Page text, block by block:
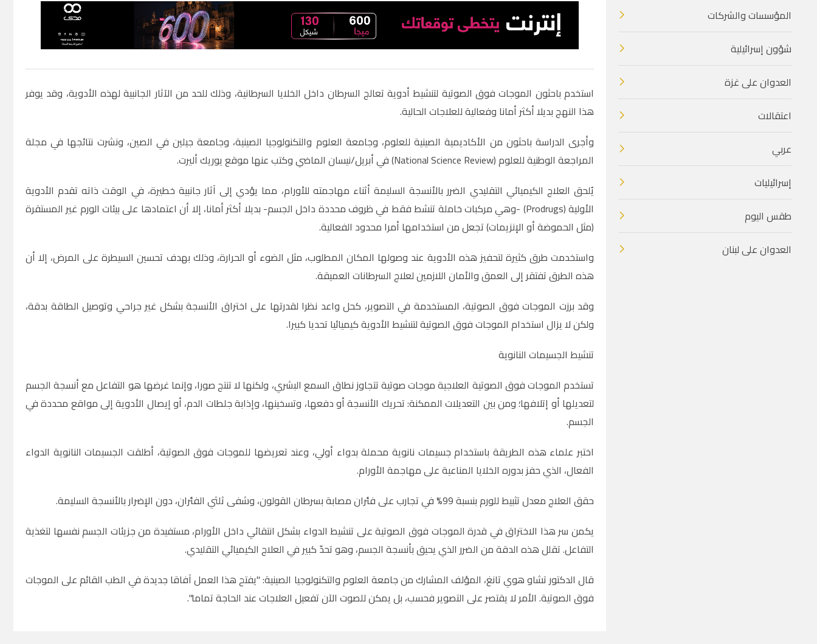
استخدم باحثون الموجات فوق الصوتية لتنشيط أدوية تعالج السرطان داخل الخلايا السرطانية، وذلك للحد من الآثار الجانبية لهذه الأدوية، وقد يوفر
هذا النهج بديلا أكثر أمانا وفعالية للعلاجات الحالية.
وأجرى الدراسة باحثون من الأكاديمية الصينية للعلوم، وجامعة العلوم والتكنولوجيا الصينية، وجامعة جيلين في الصين، ونشرت نتائجها في مجلة
المراجعة الوطنية للعلوم (National Science Review) في أبريل/نيسان الماضي وكتب عنها موقع يوريك أليرت.
يُلحق العلاج الكيميائي التقليدي الضرر بالأنسجة السليمة أثناء مهاجمته للأورام، مما يؤدي إلى آثار جانبية خطيرة، في الوقت ذاته تقدم الأدوية
الأولية (Prodrugs) -وهي مركبات خاملة تنشط فقط في ظروف محددة داخل الجسم- بديلا أكثر أمانا، إلا أن اعتمادها على بيئات الورم غير المستقرة
(مثل الحموضة أو الإنزيمات) تجعل من استخدامها أمرا محدود الفعالية.
واستخدمت طرق كثيرة لتحفيز هذه الأدوية عند وصولها المكان المطلوب، مثل الضوء أو الحرارة، وذلك بهدف تحسين السيطرة على المرض، إلا أن
هذه الطرق تفتقر إلى العمق والأمان اللازمين لعلاج السرطانات العميقة.
وقد برزت الموجات فوق الصوتية، المستخدمة في التصوير، كحل واعد نظرا لقدرتها على اختراق الأنسجة بشكل غير جراحي وتوصيل الطاقة بدقة،
ولكن لا يزال استخدام الموجات فوق الصوتية لتنشيط الأدوية كيميائيا تحديا كبيرا.
تنشيط الجسيمات النانوية
تستخدم الموجات فوق الصوتية العلاجية موجات صوتية تتجاوز نطاق السمع البشري، ولكنها لا تنتج صورا، وإنما غرضها هو التفاعل مع أنسجة الجسم
لتعديلها أو إتلافها؛ ومن بين التعديلات الممكنة: تحريك الأنسجة أو دفعها، وتسخينها، وإذابة جلطات الدم، أو إيصال الأدوية إلى مواقع محددة في
الجسم.
اختبر علماء هذه الطريقة باستخدام جسيمات نانوية محملة بدواء أولي، وعند تعريضها للموجات فوق الصوتية، أطلقت الجسيمات النانوية الدواء
الفعال، الذي حفز بدوره الخلايا المناعية على مهاجمة الأورام.
حقق العلاج معدل تثبيط للورم بنسبة 99% في تجارب على فئران مصابة بسرطان القولون، وشفى ثلثي الفئران، دون الإضرار بالأنسجة السليمة.
يكمن سر هذا الاختراق في قدرة الموجات فوق الصوتية على تنشيط الدواء بشكل انتقائي داخل الأورام، مستفيدة من جزيئات الجسم نفسها لتغذية
التفاعل. تقلل هذه الدقة من الضرر الذي يحيق بأنسجة الجسم، وهو تحدّ كبير في العلاج الكيميائي التقليدي.
قال الدكتور تشاو هوي تانغ، المؤلف المشارك من جامعة العلوم والتكنولوجيا الصينية: "يفتح هذا العمل آفاقا جديدة في الطب القائم على الموجات
فوق الصوتية. الأمر لا يقتصر على التصوير فحسب، بل يمكن للصوت الآن تفعيل العلاجات عند الحاجة تماما".
المؤسسات والشركات
شؤون إسرائيلية
العدوان على غزة
اعتقالات
عربي
إسرائيليات
طقس اليوم
العدوان على لبنان